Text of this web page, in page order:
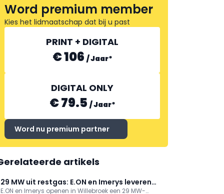
TEXACO BELGIUM
Word premium member
Kies het lidmaatschap dat bij u past
PRINT + DIGITAL
€ 106 /Jaar*
DIGITAL ONLY
€ 79.5 /Jaar*
Word nu premium partner
artikels
29 MW uit restgas: E.ON en Imerys leveren
stroom voor 40.000 gezinnen
E.ON en Imerys openen in Willebroek een 29 MW-